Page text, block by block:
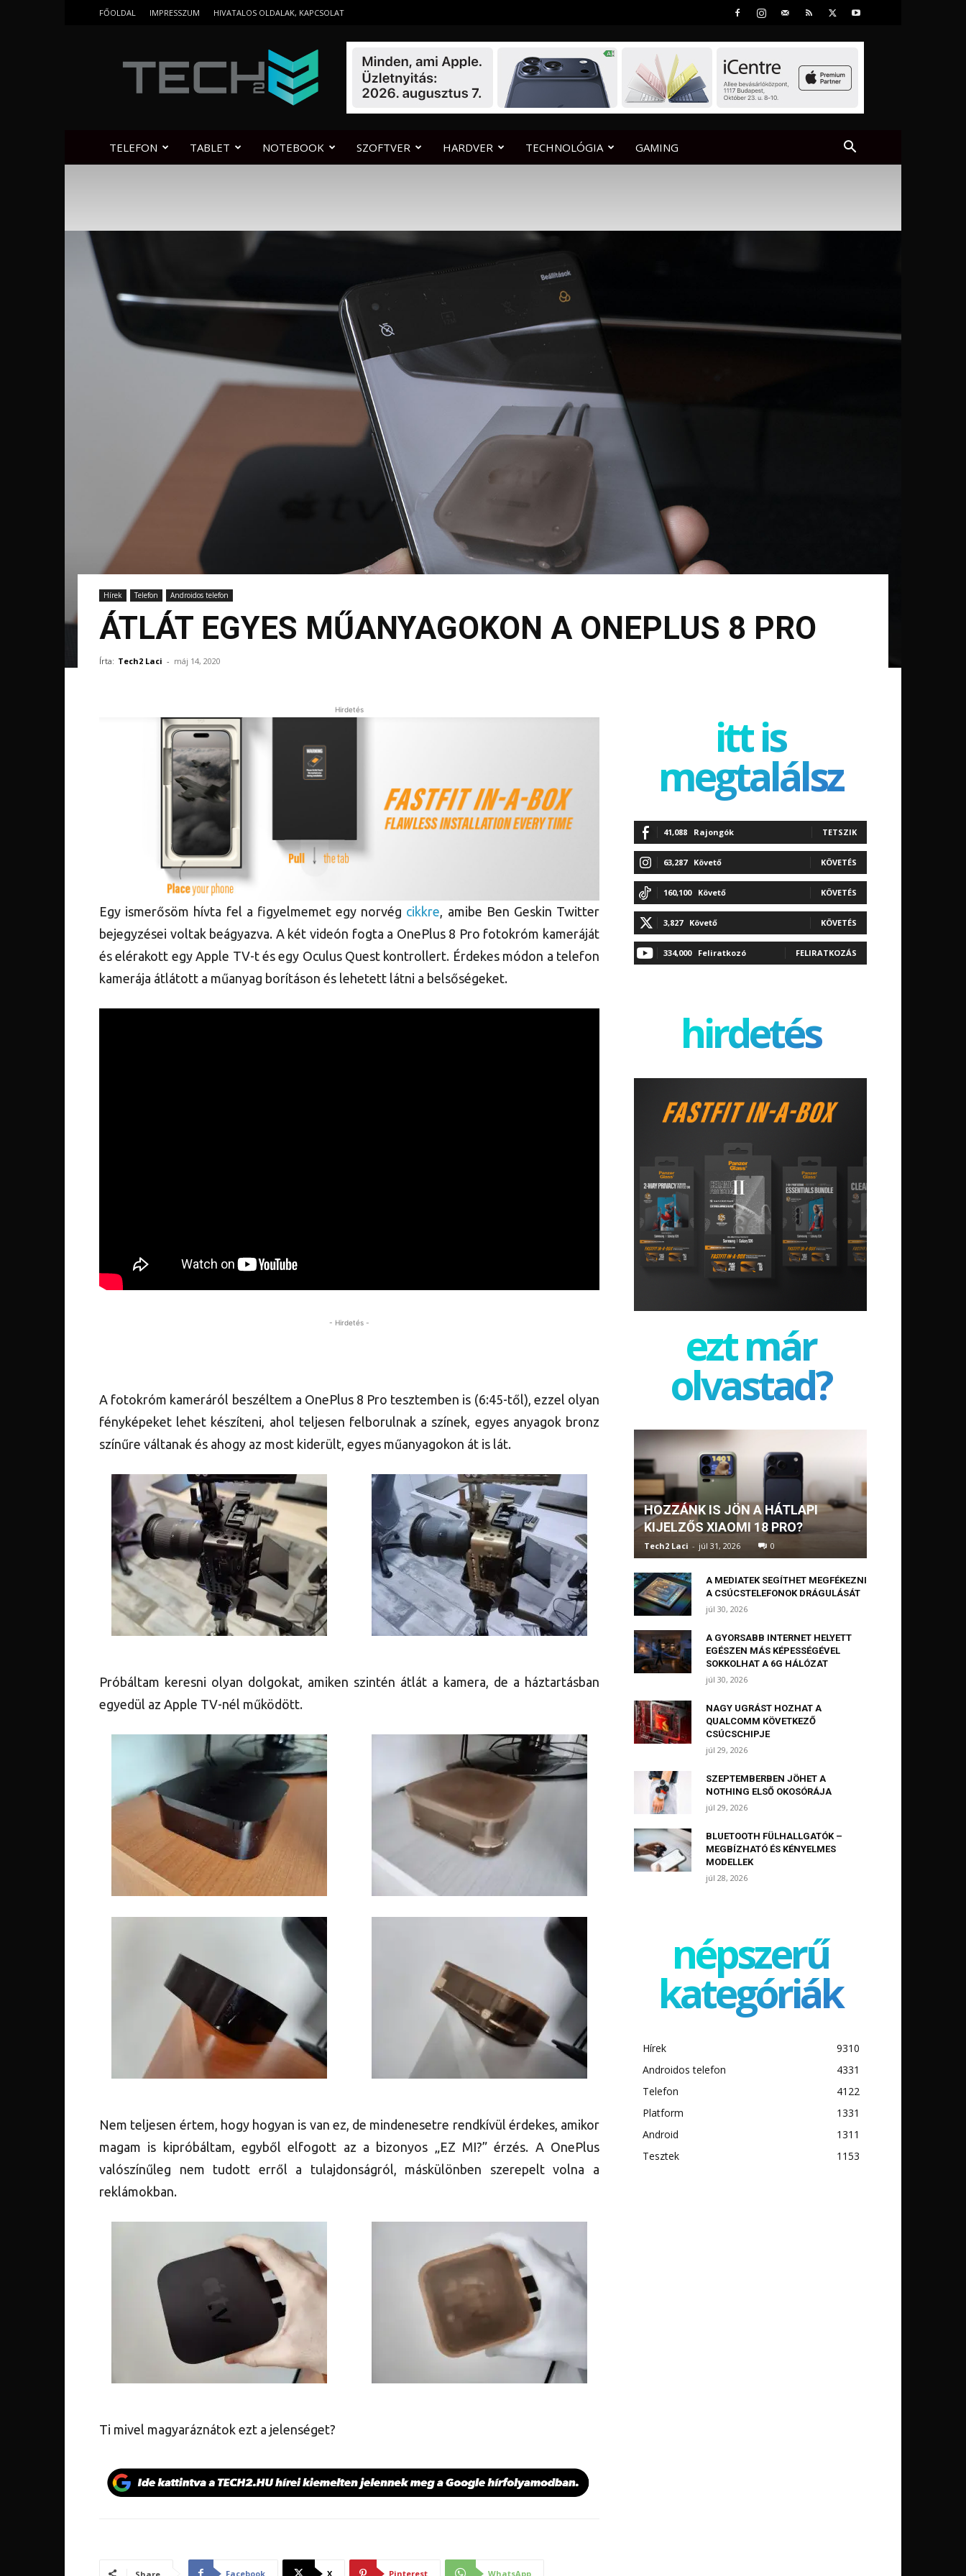
FŐOLDAL IMPRESSZUM HIVATALOS OLDALAK, KAPCSOLAT
TELEFON TABLET NOTEBOOK SZOFTVER HARDVER TECHNOLÓGIA GAMING
Hírek Telefon Androidos telefon
ÁTLÁT EGYES MŰANYAGOKON A ONEPLUS 8 PRO
Írta: Tech2 Laci - máj 14, 2020
Hirdetés
Egy ismerősöm hívta fel a figyelmemet egy norvég cikkre, amibe Ben Geskin Twitter
bejegyzései voltak beágyazva. A két videón fogta a OnePlus 8 Pro fotokróm kameráját
és elérakott egy Apple TV-t és egy Oculus Quest kontrollert. Érdekes módon a telefon
kamerája átlátott a műanyag borításon és lehetett látni a belsőségeket.
- Hirdetés -
A fotokróm kameráról beszéltem a OnePlus 8 Pro tesztemben is (6:45-től), ezzel olyan
fényképeket lehet készíteni, ahol teljesen felborulnak a színek, egyes anyagok bronz
színűre váltanak és ahogy az most kiderült, egyes műanyagokon át is lát.
Próbáltam keresni olyan dolgokat, amiken szintén átlát a kamera, de a háztartásban
egyedül az Apple TV-nél működött.
Nem teljesen értem, hogy hogyan is van ez, de mindenesetre rendkívül érdekes, amikor
magam is kipróbáltam, egyből elfogott az a bizonyos „EZ MI?” érzés. A OnePlus
valószínűleg nem tudott erről a tulajdonságról, máskülönben szerepelt volna a
reklámokban.
Ti mivel magyaráznátok ezt a jelenséget?
Facebook X Pinterest WhatsApp
itt is
megtalálsz
41,088 Rajongók TETSZIK
63,287 Követő KÖVETÉS
160,100 Követő KÖVETÉS
3,827 Követő KÖVETÉS
334,000 Feliratkozó FELIRATKOZÁS
hirdetés
ezt már
olvastad?
HOZZÁNK IS JÖN A HÁTLAPI
KIJELZŐS XIAOMI 18 PRO?
Tech2 Laci - júl 31, 2026 0
A MEDIATEK SEGÍTHET MEGFÉKEZNI
A CSÚCSTELEFONOK DRÁGULÁSÁT
júl 30, 2026
A GYORSABB INTERNET HELYETT
EGÉSZEN MÁS KÉPESSÉGÉVEL
SOKKOLHAT A 6G HÁLÓZAT
júl 30, 2026
NAGY UGRÁST HOZHAT A
QUALCOMM KÖVETKEZŐ
CSÚCSCHIPJE
júl 29, 2026
SZEPTEMBERBEN JÖHET A
NOTHING ELSŐ OKOSÓRÁJA
júl 29, 2026
BLUETOOTH FÜLHALLGATÓK –
MEGBÍZHATÓ ÉS KÉNYELMES
MODELLEK
júl 28, 2026
népszerű
kategóriák
Hírek
9310
Androidos telefon
4331
Telefon
4122
Platform
1331
Android
1311
Tesztek
1153